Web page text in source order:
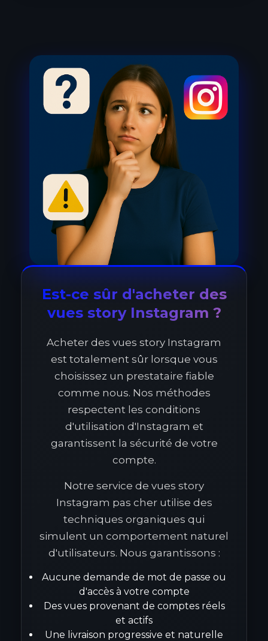
Est-ce sûr d'acheter des
vues story Instagram ?
Acheter des vues story Instagram
est totalement sûr lorsque vous
choisissez un prestataire fiable
comme nous. Nos méthodes
respectent les conditions
d'utilisation d'Instagram et
garantissent la sécurité de votre
compte.
Notre service de vues story
Instagram pas cher utilise des
techniques organiques qui
simulent un comportement naturel
d'utilisateurs. Nous garantissons :
Aucune demande de mot de passe ou
d'accès à votre compte
Des vues provenant de comptes réels
et actifs
Une livraison progressive et naturelle